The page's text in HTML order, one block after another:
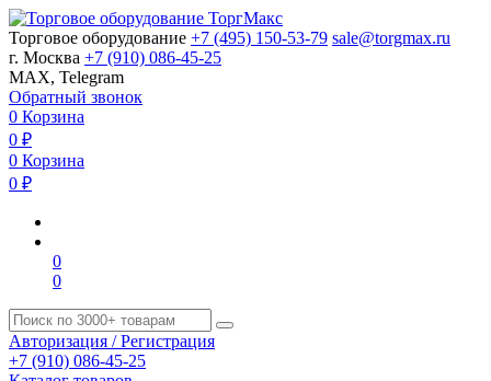
Торговое оборудование +7 (495) 150-53-79 sale@torgmax.ru
г. Москва +7 (910) 086-45-25
MAX, Telegram
Обратный звонок
0 Корзина
0 ₽
0 Корзина
0 ₽
0
0
Авторизация / Регистрация
+7 (910) 086-45-25